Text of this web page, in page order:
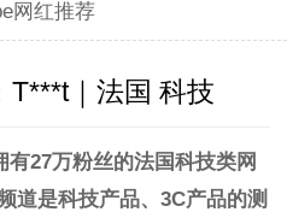
网红推荐
T***t｜法国 科技
有27万粉丝的法国科技类网
道是科技产品、3C产品的测